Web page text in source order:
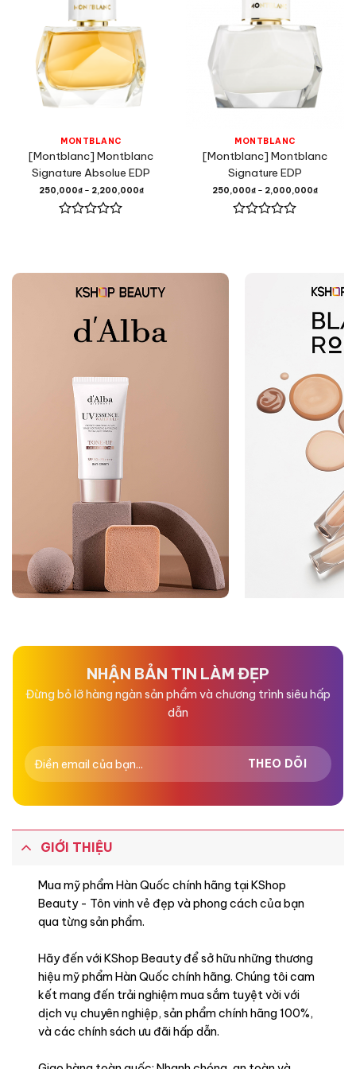
MONTBLANC
[Montblanc] Montblanc
Signature Absolue EDP
250,000₫– 2,200,000₫
sao
MONTBLANC
[Montblanc] Montblanc
Signature EDP
250,000₫ – 2,000,000₫
NHẬN BẢN TIN LÀM ĐẸP
Đừng bỏ lỡ hàng ngàn sản phẩm và chương trình siêu hấp
dẫn
GIỚI THIỆU
Mua mỹ phẩm Hàn Quốc chính hãng tại KShop
Beauty - Tôn vinh vẻ đẹp và phong cách của bạn
qua từng sản phẩm.
Hãy đến với KShop Beauty để sở hữu những thương
hiệu mỹ phẩm Hàn Quốc chính hãng. Chúng tôi cam
kết mang đến trải nghiệm mua sắm tuyệt vời với
dịch vụ chuyên nghiệp, sản phẩm chính hãng 100%,
và các chính sách ưu đãi hấp dẫn.